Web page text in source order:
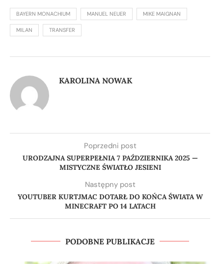
BAYERN MONACHIUM MANUEL NEUER MIKE MAIGNAN
MILAN TRANSFER
KAROLINA NOWAK
Poprzedni post
URODZAJNA SUPERPEŁNIA 7 PAŹDZIERNIKA 2025 —
MISTYCZNE ŚWIATŁO JESIENI
Następny post
YOUTUBER KURTJMAC DOTARŁ DO KOŃCA ŚWIATA W
MINECRAFT PO 14 LATACH
PODOBNE PUBLIKACJE